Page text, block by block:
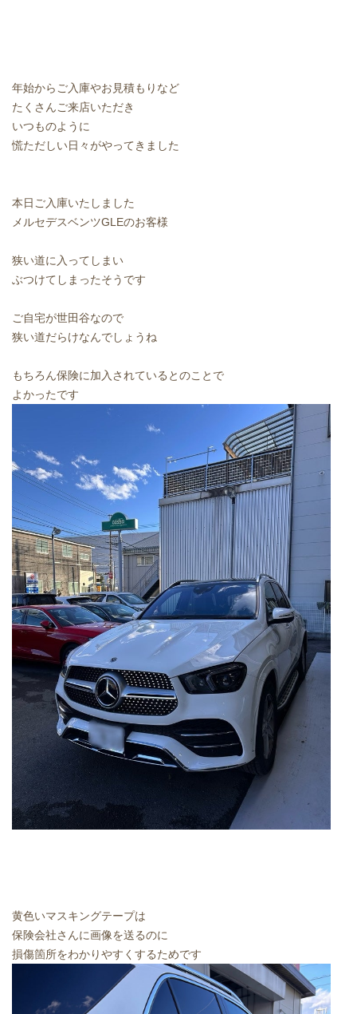
年始からご入庫やお見積もりなど
たくさんご来店いただき
いつものように
慌ただしい日々がやってきました
本日ご入庫いたしました
メルセデスベンツGLEのお客様
狭い道に入ってしまい
ぶつけてしまったそうです
ご自宅が世田谷なので
狭い道だらけなんでしょうね
もちろん保険に加入されているとのことで
よかったです
黄色いマスキングテープは
保険会社さんに画像を送るのに
損傷箇所をわかりやすくするためです